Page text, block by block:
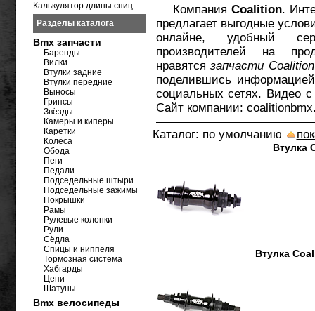
КомпанияCoalition.
предлагает выгодные
онлайне, удобный
производителей на
нравятсязапчасти
поделившись
социальных сетях. Видео
Сайт компании:
Каталог: по умолчанию
Втулка
Втулка
Калькулятор длины спиц
Разделы каталога
Bmx запчасти
Баренды
Вилки
Втулки задние
Втулки передние
Выносы
Грипсы
Звёзды
Камеры и киперы
Каретки
Колёса
Обода
Пеги
Педали
Подседельные штыри
Подседельные зажимы
Покрышки
Рамы
Рулевые колонки
Рули
Сёдла
Спицы и ниппеля
Тормозная система
Хабгарды
Цепи
Шатуны
Bmx велосипеды